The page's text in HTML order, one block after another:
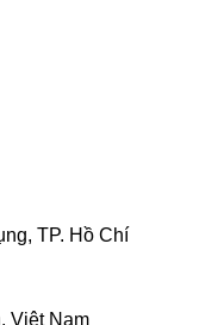
TP. Hồ Chí
Việt Nam